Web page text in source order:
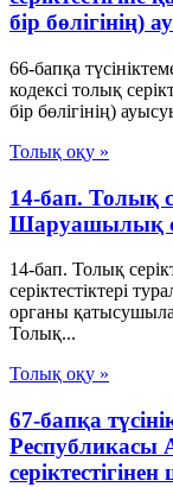
бір бөлігінің)
66-бапқа
кодексі толық
бір бөлігінің)
Толық оқу »
14-бап. Толық
Шаруашылық
14-бап. Толық
серіктестіктері
органы
Толық...
Толық оқу »
67-бапқа
Республикасы